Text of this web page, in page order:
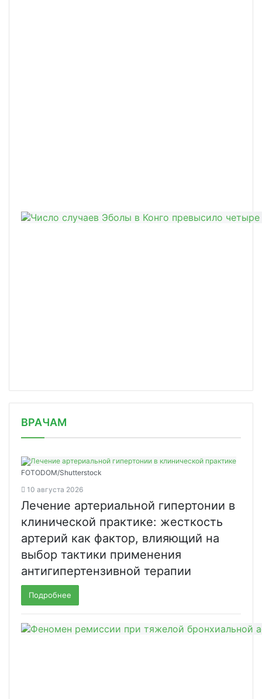
ВРАЧАМ
FOTODOM/Shutterstock
10 августа 2026
Лечение артериальной гипертонии в
клинической практике: жесткость
артерий как фактор, влияющий на
выбор тактики применения
антигипертензивной терапии
Подробнее